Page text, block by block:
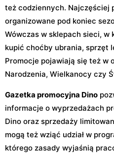
też codziennych. Najczęściej
organizowane pod koniec
Wówczas w sklepach sieci, w
kupić choćby ubrania, sprzęt
Promocje pojawiają się też w
Narodzenia, Wielkanocy czy
Gazetka promocyjna Dino
informacje o wyprzedażach
Dino oraz sprzedaży
mogą też wziąć udział w
którego zasady wyjaśnią